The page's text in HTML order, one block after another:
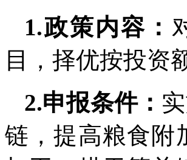
1.政策内容：
目，择优按投资
2.申报条件：
链，提高粮食附